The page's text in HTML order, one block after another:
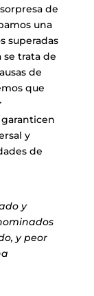
de
una
superadas
se trata de
de
que
y
de
y
y peor